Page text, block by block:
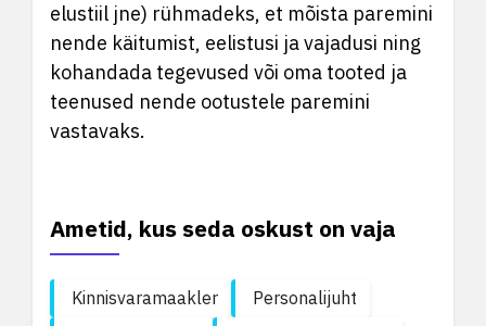
elustiil jne) rühmadeks, et mõista paremini
nende käitumist, eelistusi ja vajadusi ning
kohandada tegevused või oma tooted ja
teenused nende ootustele paremini
vastavaks.
Ametid, kus seda oskust on vaja
Kinnisvaramaakler
Personalijuht